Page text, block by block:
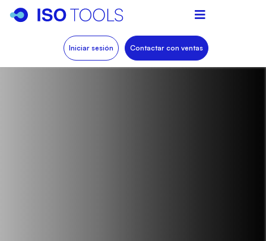
Iniciar sesión Contactar con ventas